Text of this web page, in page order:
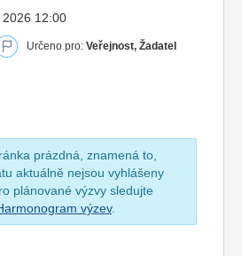
12:00
Určeno pro: Veřejnost, Žadatel
prázdná, znamená to,
aktuálně nejsou vyhlášeny
plánované výzvy sledujte
výzev.